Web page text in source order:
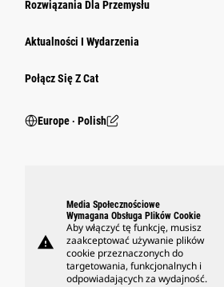
Rozwiązania Dla Przemysłu
Aktualności I Wydarzenia
Połącz Się Z Cat
Europe ‧ Polish
warning
Media Społecznościowe
Wymagana Obsługa Plików Cookie
Aby włączyć tę funkcję, musisz
zaakceptować używanie plików
cookie przeznaczonych do
targetowania, funkcjonalnych i
odpowiadających za wydajność.